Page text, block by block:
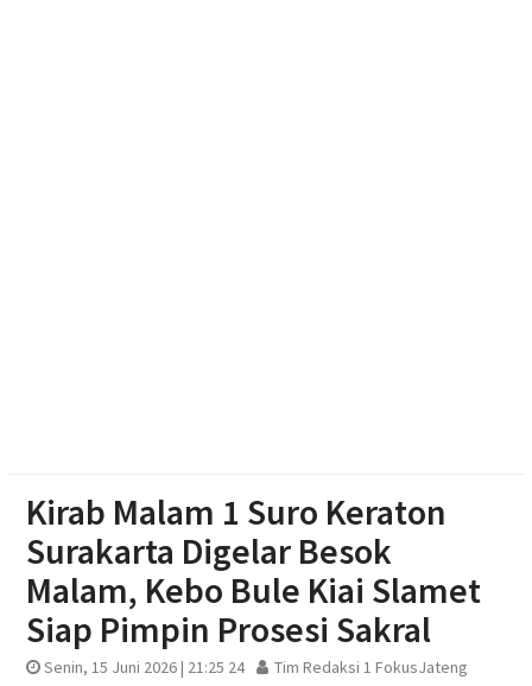
Kirab Malam 1 Suro Keraton
Surakarta Digelar Besok
Malam, Kebo Bule Kiai Slamet
Siap Pimpin Prosesi Sakral
Senin, 15 Juni 2026 | 21:25 24 Tim Redaksi 1 FokusJateng